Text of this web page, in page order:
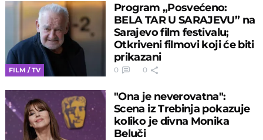
FILM / TV
Program „Posvećeno:
BELA TAR U SARAJEVU” na
Sarajevo film festivalu;
Otkriveni filmovi koji će biti
prikazani
0 0
"Ona je neverovatna":
Scena iz Trebinja pokazuje
koliko je divna Monika
Beluči